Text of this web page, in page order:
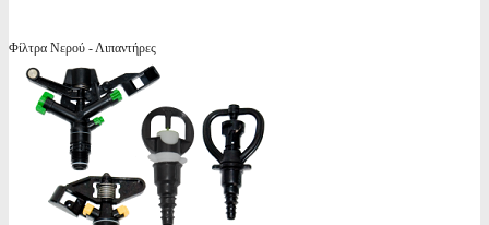
Φίλτρα Νερού - Λιπαντήρες